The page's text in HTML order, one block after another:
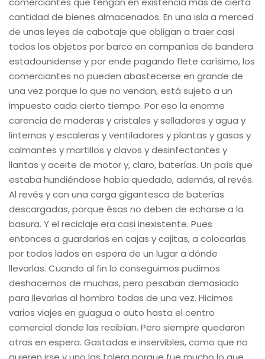
cantidad de bienes almacenados. En una isla a merced
de unas leyes de cabotaje que obligan a traer casi
todos los objetos por barco en compañías de bandera
estadounidense y por ende pagando flete carísimo, los
comerciantes no pueden abastecerse en grande de
una vez porque lo que no vendan, está sujeto a un
impuesto cada cierto tiempo. Por eso la enorme
carencia de maderas y cristales y selladores y agua y
linternas y escaleras y ventiladores y plantas y gasas y
calmantes y martillos y clavos y desinfectantes y
llantas y aceite de motor y, claro, baterías. Un país que
estaba hundiéndose había quedado, además, al revés.
Al revés y con una carga gigantesca de baterías
descargadas, porque ésas no deben de echarse a la
basura. Y el reciclaje era casi inexistente. Pues
entonces a guardarlas en cajas y cajitas, a colocarlas
por todos lados en espera de un lugar a dónde
llevarlas. Cuando al fin lo conseguimos pudimos
deshacernos de muchas, pero pesaban demasiado
para llevarlas al hombro todas de una vez. Hicimos
varios viajes en guagua o auto hasta el centro
comercial donde las recibían. Pero siempre quedaron
otras en espera. Gastadas e inservibles, como que no